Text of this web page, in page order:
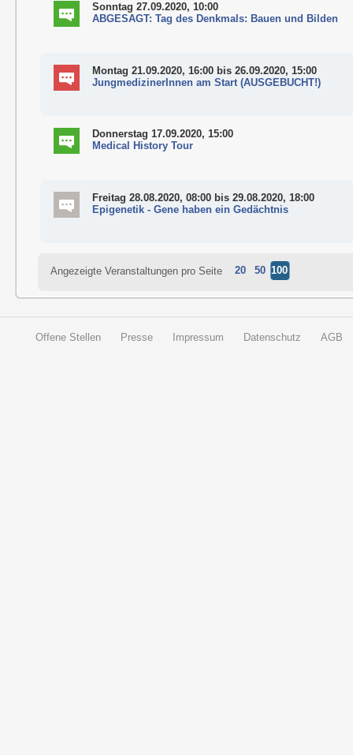
Sonntag 27.09.2020, 10:00
ABGESAGT: Tag des Denkmals: Bauen und Bilden
Montag 21.09.2020, 16:00 bis 26.09.2020, 15:00
JungmedizinerInnen am Start (AUSGEBUCHT!)
Donnerstag 17.09.2020, 15:00
Medical History Tour
Freitag 28.08.2020, 08:00 bis 29.08.2020, 18:00
Epigenetik - Gene haben ein Gedächtnis
Angezeigte Veranstaltungen pro Seite 20 50 100
Offene Stellen Presse Impressum Datenschutz AGB